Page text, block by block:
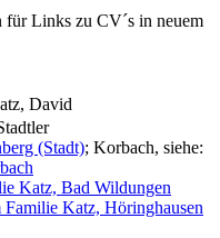
Links zu CV´s in neuem
(Stadt); Korbach, siehe:
Katz, Bad Wildungen
Familie Katz, Höringhausen